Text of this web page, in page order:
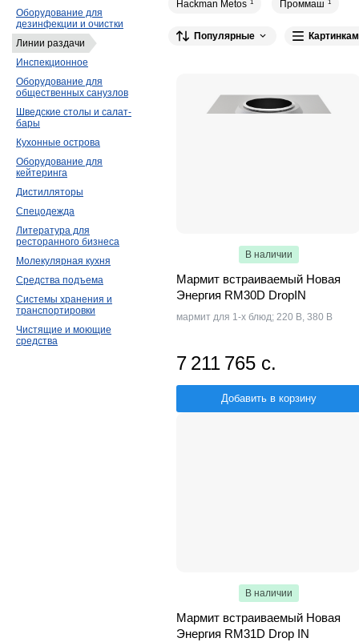
Hackman Metos 1 Проммаш 1
Популярные
В наличии
Мармит встраиваемый Новая
Энергия RM30D DropIN
мармит для 1-х блюд; 220 В, 380 В
7 211 765 с.
Добавить в корзину
В наличии
Мармит встраиваемый Новая
Энергия RM31D Drop IN
Оборудование для
дезинфекции и очистки
Линии раздачи
Инспекционное
Оборудование для
общественных санузлов
Шведские столы и салат-
бары
Кухонные острова
Оборудование для
кейтеринга
Дистилляторы
Спецодежда
Литература для
ресторанного бизнеса
Молекулярная кухня
Средства подъема
Системы хранения и
транспортировки
Чистящие и моющие
средства